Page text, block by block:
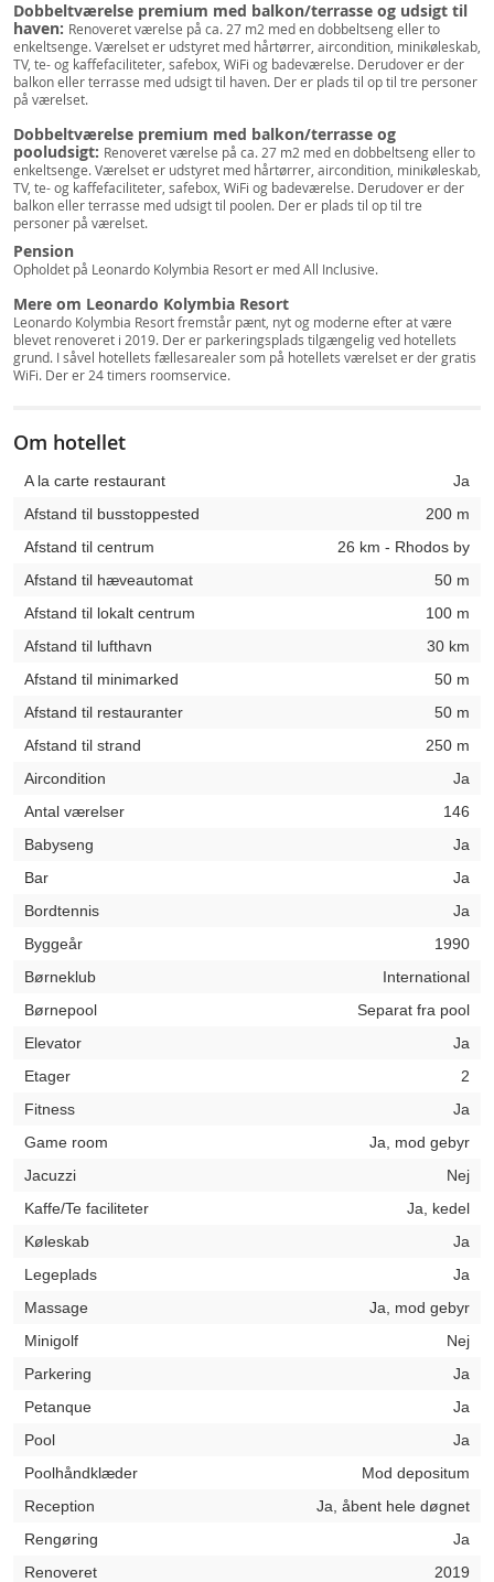
Dobbeltværelse premium med balkon/terrasse og udsigt til
haven: Renoveret værelse på ca. 27 m2 med en dobbeltseng eller to
enkeltsenge. Værelset er udstyret med hårtørrer, aircondition, minikøleskab,
TV, te- og kaffefaciliteter, safebox, WiFi og badeværelse. Derudover er der
balkon eller terrasse med udsigt til haven. Der er plads til op til tre personer
på værelset.
Dobbeltværelse premium med balkon/terrasse og
pooludsigt: Renoveret værelse på ca. 27 m2 med en dobbeltseng eller to
enkeltsenge. Værelset er udstyret med hårtørrer, aircondition, minikøleskab,
TV, te- og kaffefaciliteter, safebox, WiFi og badeværelse. Derudover er der
balkon eller terrasse med udsigt til poolen. Der er plads til op til tre
personer på værelset.
Pension
Opholdet på Leonardo Kolymbia Resort er med All Inclusive.
Mere om Leonardo Kolymbia Resort
Leonardo Kolymbia Resort fremstår pænt, nyt og moderne efter at være
blevet renoveret i 2019. Der er parkeringsplads tilgængelig ved hotellets
grund. I såvel hotellets fællesarealer som på hotellets værelset er der gratis
WiFi. Der er 24 timers roomservice.
Om hotellet
A la carte restaurant
Ja
Afstand til busstoppested
200 m
Afstand til centrum
26 km - Rhodos by
Afstand til hæveautomat
50 m
Afstand til lokalt centrum
100 m
Afstand til lufthavn
30 km
Afstand til minimarked
50 m
Afstand til restauranter
50 m
Afstand til strand
250 m
Aircondition
Ja
Antal værelser
146
Babyseng
Ja
Bar
Ja
Bordtennis
Ja
Byggeår
1990
Børneklub
International
Børnepool
Separat fra pool
Elevator
Ja
Etager
2
Fitness
Ja
Game room
Ja, mod gebyr
Jacuzzi
Nej
Kaffe/Te faciliteter
Ja, kedel
Køleskab
Ja
Legeplads
Ja
Massage
Ja, mod gebyr
Minigolf
Nej
Parkering
Ja
Petanque
Ja
Pool
Ja
Poolhåndklæder
Mod depositum
Reception
Ja, åbent hele døgnet
Rengøring
Ja
Renoveret
2019